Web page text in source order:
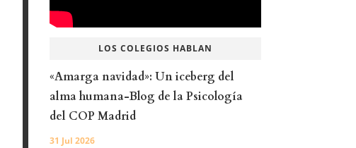
LOS COLEGIOS HABLAN
«Amarga navidad»: Un iceberg del
alma humana-Blog de la Psicología
del COP Madrid
31 Jul 2026